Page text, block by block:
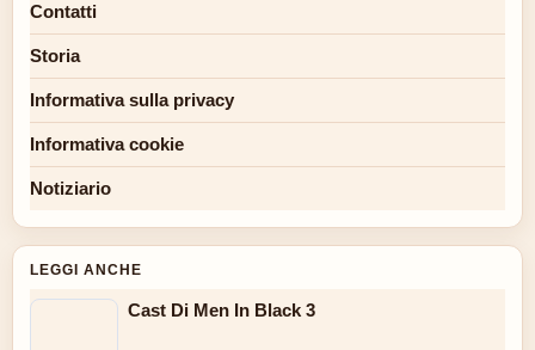
Contatti
Storia
Informativa sulla privacy
Informativa cookie
Notiziario
LEGGI ANCHE
Cast Di Men In Black 3